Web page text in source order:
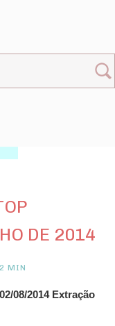
DE 2014
MIN
08/2014 Extração